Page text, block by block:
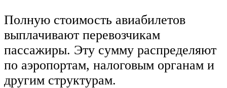
Полную стоимость авиабилетов
выплачивают перевозчикам
пассажиры. Эту сумму распределяют
по аэропортам, налоговым органам и
другим структурам.